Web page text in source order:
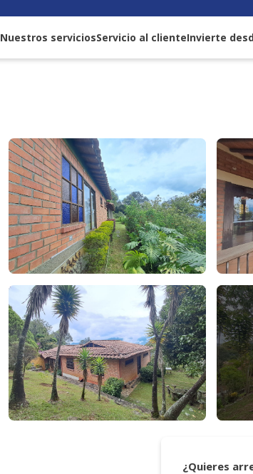
Nuestros serviciosServicio al clienteInvierte
¿Quieres